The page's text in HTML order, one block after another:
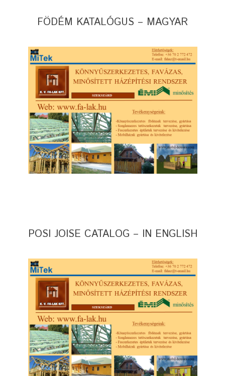
FÖDÉM KATALÓGUS – MAGYAR
POSI JOISE CATALOG – IN ENGLISH